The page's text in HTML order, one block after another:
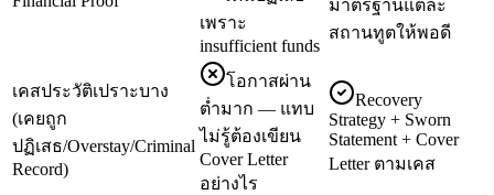
เพราะ
insufficient funds
มาตรฐานแต่ละ
สถานทูตให้พอดี
เคสประวัติเปราะบาง
(เคยถูก
ปฏิเสธ/Overstay/Criminal
Record)
โอกาสผ่าน
ต่ำมาก — แทบ
ไม่รู้ต้องเขียน
Cover Letter
อย่างไร
Recovery
Strategy + Sworn
Statement + Cover
Letter ตามเคส